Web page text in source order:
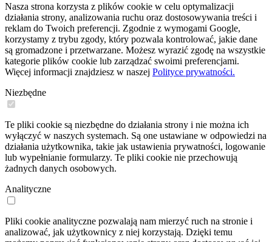
Nasza strona korzysta z plików cookie w celu optymalizacji
działania strony, analizowania ruchu oraz dostosowywania treści i
reklam do Twoich preferencji. Zgodnie z wymogami Google,
korzystamy z trybu zgody, który pozwala kontrolować, jakie dane
są gromadzone i przetwarzane. Możesz wyrazić zgodę na wszystkie
kategorie plików cookie lub zarządzać swoimi preferencjami.
Więcej informacji znajdziesz w naszej Polityce prywatności.
Niezbędne
Te pliki cookie są niezbędne do działania strony i nie można ich
wyłączyć w naszych systemach. Są one ustawiane w odpowiedzi na
działania użytkownika, takie jak ustawienia prywatności, logowanie
lub wypełnianie formularzy. Te pliki cookie nie przechowują
żadnych danych osobowych.
Analityczne
Pliki cookie analityczne pozwalają nam mierzyć ruch na stronie i
analizować, jak użytkownicy z niej korzystają. Dzięki temu